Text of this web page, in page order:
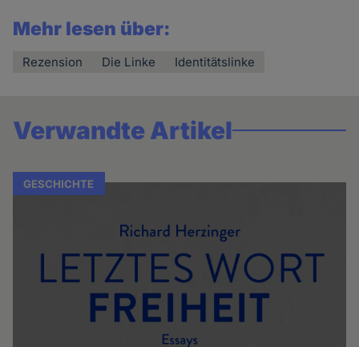
Mehr lesen über:
Rezension Die Linke Identitätslinke
Verwandte Artikel
GESCHICHTE